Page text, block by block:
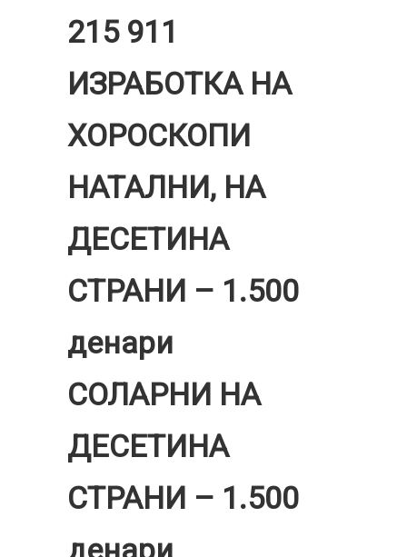
215 911
ИЗРАБОТКА НА
ХОРОСКОПИ
НАТАЛНИ, НА
ДЕСЕТИНА
СТРАНИ – 1.500
денари
СОЛАРНИ НА
ДЕСЕТИНА
СТРАНИ – 1.500